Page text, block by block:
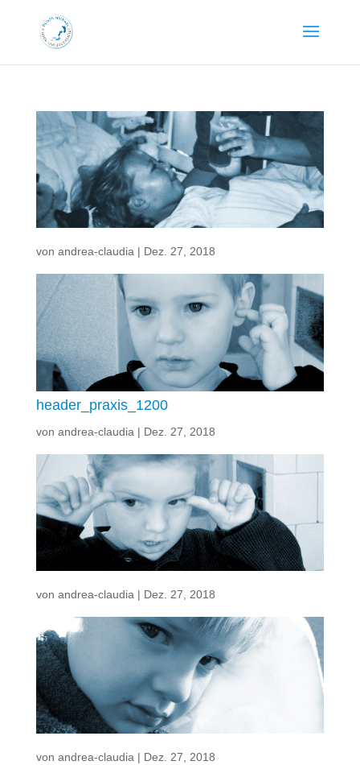
von andrea-claudia| Dez. 27, 2018
header_praxis_1200
von andrea-claudia | Dez. 27, 2018
von andrea-claudia | Dez. 27, 2018
von andrea-claudia| Dez. 27, 2018